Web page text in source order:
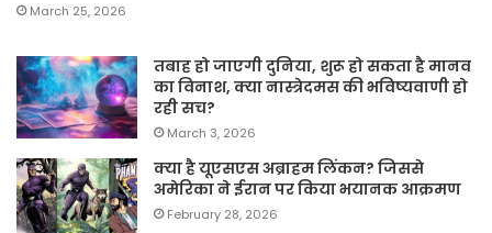
March 25, 2026
तबाह हो जाएगी दुनिया, शुरू हो सकता है मानव
का विनाश, क्या नास्त्रेदमस की भविष्यवाणी हो
रही सच?
March 3, 2026
क्या है यूएसएस अब्राहम लिंकन? जिससे
अमेरिका ने ईरान पर किया भयानक आक्रमण
February 28, 2026